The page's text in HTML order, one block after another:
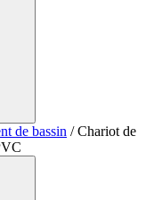
de bassin / Chariot de